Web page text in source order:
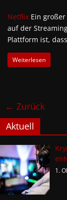
Netflix Ein
auf der
Plattform ist, dass
Weiterlesen
← Zurück
Aktuell
1.